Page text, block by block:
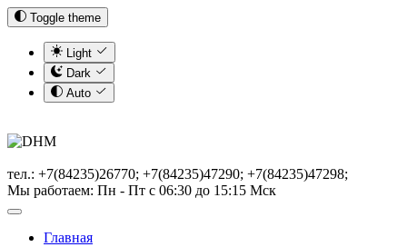
Toggle theme
Light
Dark
Auto
тел.: +7(84235)26770; +7(84235)47290; +7(84235)47298;
Мы работаем: Пн - Пт с 06:30 до 15:15 Мск
Главная